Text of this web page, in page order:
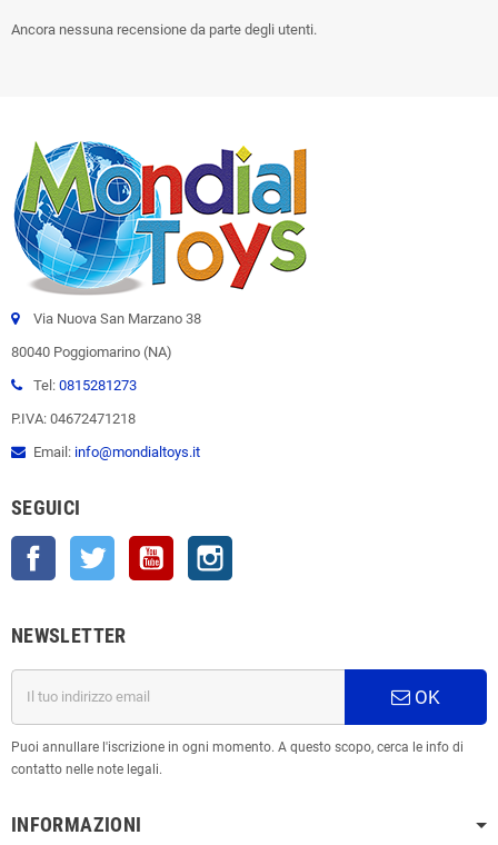
Ancora nessuna recensione da parte degli utenti.
Via Nuova San Marzano 38
80040 Poggiomarino (NA)
Tel: 0815281273
P.IVA: 04672471218
Email: info@mondialtoys.it
SEGUICI
Facebook Twitter YouTube
NEWSLETTER
OK
Puoi annullare l'iscrizione in ogni momento. A questo scopo, cerca le info di
contatto nelle note legali.
INFORMAZIONI